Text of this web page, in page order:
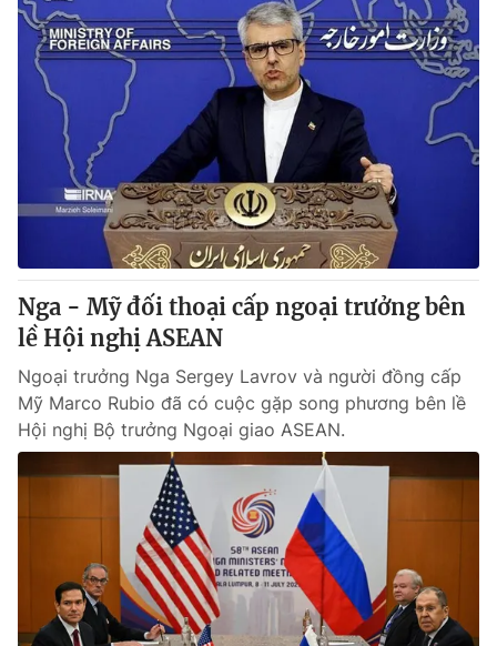
Nga - Mỹ đối thoại cấp ngoại trưởng bên
lề Hội nghị ASEAN
Ngoại trưởng Nga Sergey Lavrov và người đồng cấp
Mỹ Marco Rubio đã có cuộc gặp song phương bên lề
Hội nghị Bộ trưởng Ngoại giao ASEAN.